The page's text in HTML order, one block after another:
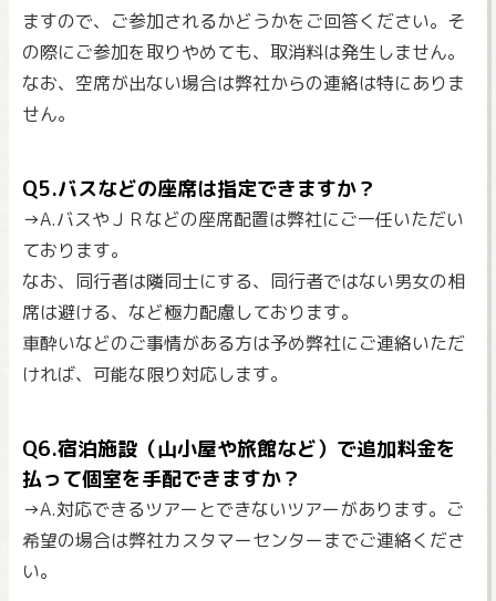
ますので、ご参加されるかどうかをご回答ください。そ
の際にご参加を取りやめても、取消料は発生しません。
なお、空席が出ない場合は弊社からの連絡は特にありま
せん。
Q5.バスなどの座席は指定できますか？
→A.バスやＪＲなどの座席配置は弊社にご一任いただい
ております。
なお、同行者は隣同士にする、同行者ではない男女の相
席は避ける、など極力配慮しております。
車酔いなどのご事情がある方は予め弊社にご連絡いただ
ければ、可能な限り対応します。
Q6.宿泊施設（山小屋や旅館など）で追加料金を
払って個室を手配できますか？
→A.対応できるツアーとできないツアーがあります。ご
希望の場合は弊社カスタマーセンターまでご連絡くださ
い。